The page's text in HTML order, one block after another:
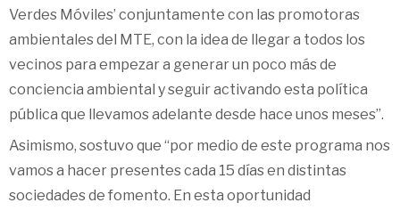
Verdes Móviles’ conjuntamente con las promotoras
ambientales del MTE, con la idea de llegar a todos los
vecinos para empezar a generar un poco más de
conciencia ambiental y seguir activando esta política
pública que llevamos adelante desde hace unos meses”.
Asimismo, sostuvo que “por medio de este programa nos
vamos a hacer presentes cada 15 días en distintas
sociedades de fomento. En esta oportunidad